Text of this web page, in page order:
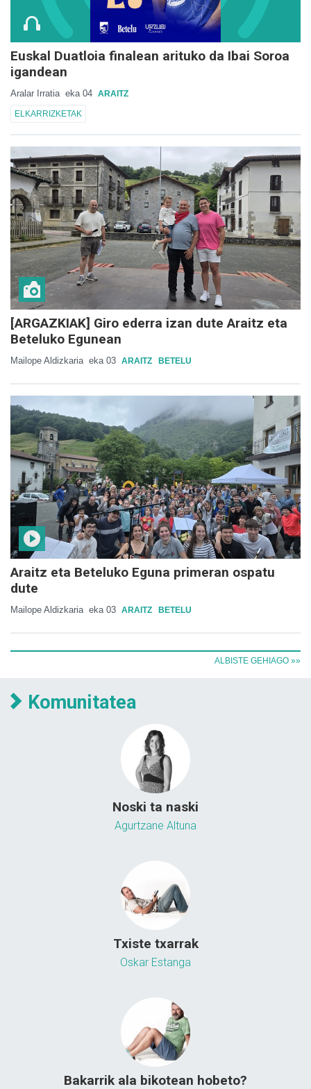
Euskal Duatloia finalean arituko da Ibai Soroa
igandean
Aralar Irratia eka 04 ARAITZ
ELKARRIZKETAK
[ARGAZKIAK] Giro ederra izan dute Araitz eta
Beteluko Egunean
Mailope Aldizkaria eka 03 ARAITZ BETELU
Araitz eta Beteluko Eguna primeran ospatu
dute
Mailope Aldizkaria eka 03 ARAITZ BETELU
ALBISTE GEHIAGO »»
Komunitatea
Noski ta naski
Agurtzane Altuna
Txiste txarrak
Oskar Estanga
Bakarrik ala bikotean hobeto?